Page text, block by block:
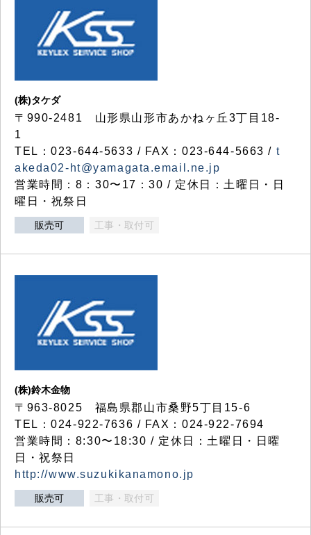
(株)タケダ
〒990-2481 山形県山形市あかねヶ丘3丁目18-
1
TEL：023-644-5633 / FAX：023-644-5663 / t
akeda02-ht@yamagata.email.ne.jp
営業時間：8：30〜17：30 / 定休日：土曜日・日
曜日・祝祭日
販売可 工事・取付可
(株)鈴木金物
〒963-8025 福島県郡山市桑野5丁目15-6
TEL：024-922-7636 / FAX：024-922-7694
営業時間：8:30〜18:30 / 定休日：土曜日・日曜
日・祝祭日
http://www.suzukikanamono.jp
販売可 工事・取付可